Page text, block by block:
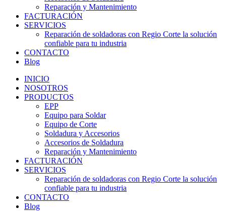
Reparación y Mantenimiento
FACTURACIÓN
SERVICIOS
Reparación de soldadoras con Regio Corte la solución
confiable para tu industria
CONTACTO
Blog
INICIO
NOSOTROS
PRODUCTOS
EPP
Equipo para Soldar
Equipo de Corte
Soldadura y Accesorios
Accesorios de Soldadura
Reparación y Mantenimiento
FACTURACIÓN
SERVICIOS
Reparación de soldadoras con Regio Corte la solución
confiable para tu industria
CONTACTO
Blog